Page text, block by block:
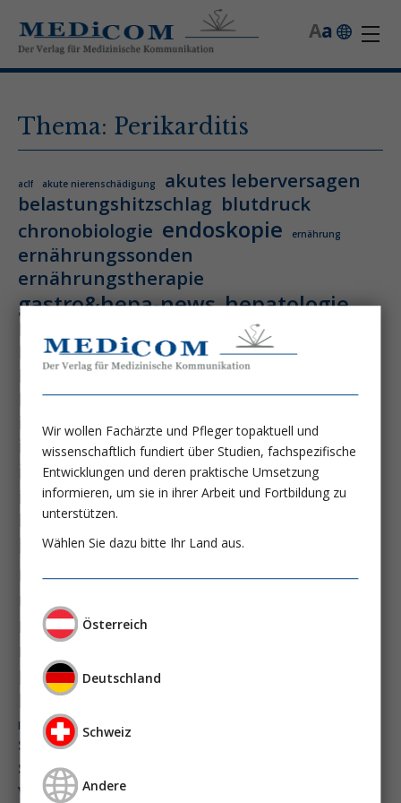
a
A
Thema: Perikarditis
aclf akute nierenschädigung
akutes leberversagen
belastungshitzschlag blutdruck
chronobiologie endoskopie ernährung
ernährungssonden
ernährungstherapie
gastro&hepa-news hepatologie
hitzschlag
hyperthermie
hämatologie
hämatologische neoplasie
hämodynamische optimierung ihca
immundysfunktion
immunosep-studie immuntherapie
intensiv-news intensivmedizin
intensivstation intensivversorgung
kdigo-leitlinien
leberzirrhose mangelernährung
masld metabolische lebererkrankung mikrobiom
multiples myelom
nephro-news
niereninsuffizienz
peg-implantationstechniken
perioperative nierenschädigung
pisces-studie
schluckstörung
septischer schock
vasopressortherapie
Wir wollen Fachärzte und Pfleger topaktuell und
wissenschaftlich fundiert über Studien, fachspezifische
Entwicklungen und deren praktische Umsetzung
informieren, um sie in ihrer Arbeit und Fortbildung zu
unterstützen.
Wählen Sie dazu bitte Ihr Land aus.
Österreich
Deutschland
Schweiz
Andere